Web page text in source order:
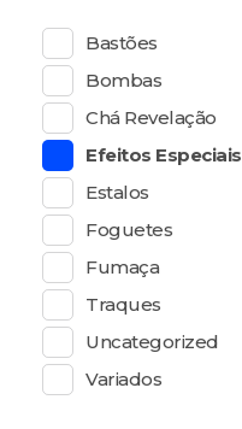
Bastões
Bombas
Chá Revelação
Efeitos Especiais
Estalos
Foguetes
Fumaça
Traques
Uncategorized
Variados